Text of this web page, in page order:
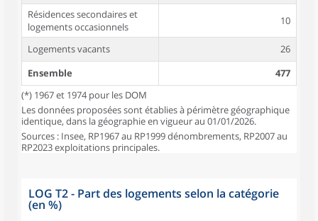
Résidences secondaires et
logements occasionnels
10
Logements vacants
26
Ensemble
477
(*) 1967 et 1974 pour les DOM
Les données proposées sont établies à périmètre géographique
identique, dans la géographie en vigueur au 01/01/2026.
Sources : Insee, RP1967 au RP1999 dénombrements, RP2007 au
RP2023 exploitations principales.
LOG T2 - Part des logements selon la catégorie
(en %)